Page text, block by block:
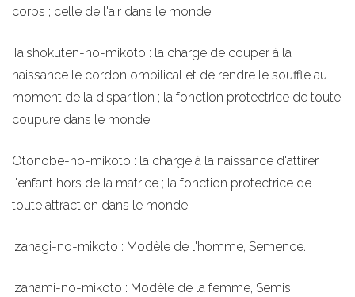
corps ; celle de l'air dans le monde.
Taishokuten-no-mikoto : la charge de couper à la
naissance le cordon ombilical et de rendre le souffle au
moment de la disparition ; la fonction protectrice de toute
coupure dans le monde.
Otonobe-no-mikoto : la charge à la naissance d'attirer
l'enfant hors de la matrice ; la fonction protectrice de
toute attraction dans le monde.
Izanagi-no-mikoto : Modèle de l'homme, Semence.
Izanami-no-mikoto : Modèle de la femme, Semis.